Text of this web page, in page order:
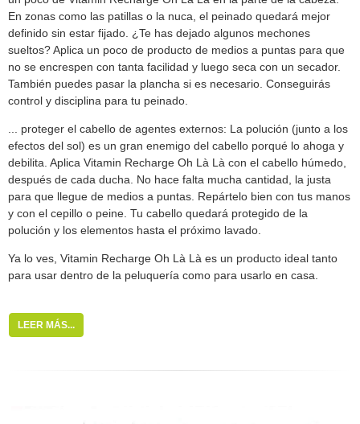
En zonas como las patillas o la nuca, el peinado quedará mejor
definido sin estar fijado. ¿Te has dejado algunos mechones
sueltos? Aplica un poco de producto de medios a puntas para que
no se encrespen con tanta facilidad y luego seca con un secador.
También puedes pasar la plancha si es necesario. Conseguirás
control y disciplina para tu peinado.
... proteger el cabello de agentes externos: La polución (junto a los
efectos del sol) es un gran enemigo del cabello porqué lo ahoga y
debilita. Aplica Vitamin Recharge Oh Là Là con el cabello húmedo,
después de cada ducha. No hace falta mucha cantidad, la justa
para que llegue de medios a puntas. Repártelo bien con tus manos
y con el cepillo o peine. Tu cabello quedará protegido de la
polución y los elementos hasta el próximo lavado.
Ya lo ves, Vitamin Recharge Oh Là Là es un producto ideal tanto
para usar dentro de la peluquería como para usarlo en casa.
LEER MÁS...